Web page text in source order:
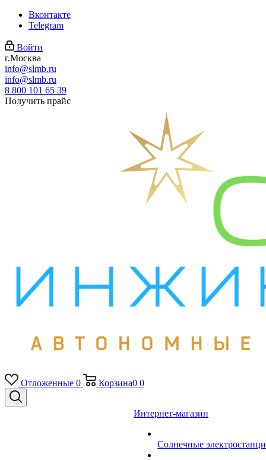
Вконтакте
Telegram
Войти
г.Москва
info@slmb.ru
info@slmb.ru
8 800 101 65 39
Получить прайс
Отложенные 0 Корзина0 0
Интернет-магазин
Солнечные